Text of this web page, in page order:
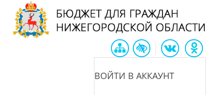
ВОЙТИ В АККАУНТ